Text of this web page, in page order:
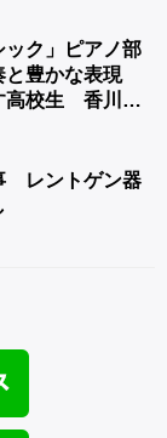
ック」ピアノ部
と豊かな表現
高校生 香川
レントゲン器